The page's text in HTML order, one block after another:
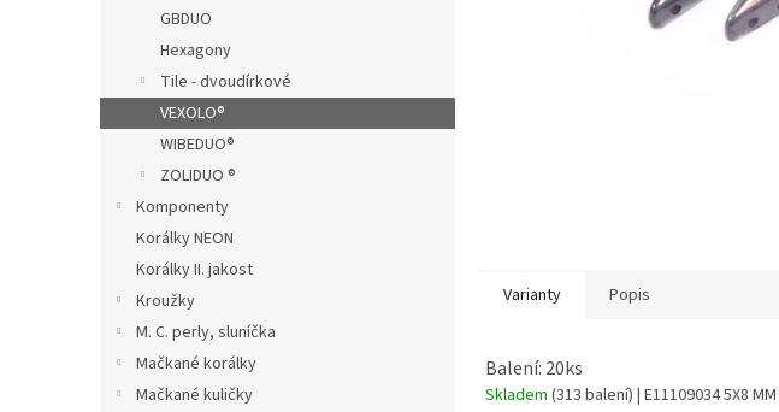
GBDUO
Hexagony
Tile - dvoudírkové
VEXOLO®
WIBEDUO®
ZOLIDUO ®
Komponenty
Korálky NEON
Korálky II. jakost
Kroužky
M. C. perly, sluníčka
Mačkané korálky
Mačkané kuličky
Varianty Popis
Balení: 20ks
Skladem (313 balení) | E11109034 5X8